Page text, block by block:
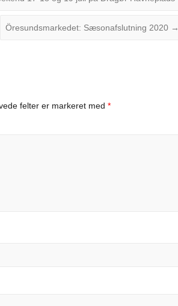
Öresundsmarkedet: Sæsonafslutning 2020 →
felter er markeret med*